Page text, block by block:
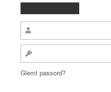
Glemt passord?